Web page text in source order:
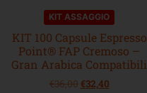
KIT ASSAGGIO
KIT 100 Capsule Espresso
Point® FAP Cremoso –
Gran Arabica Compatibili
€36,00 €32,40